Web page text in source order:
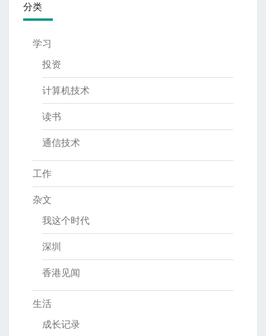
分类
学习
投资
计算机技术
读书
通信技术
工作
杂文
我这个时代
深圳
香港见闻
生活
成长记录